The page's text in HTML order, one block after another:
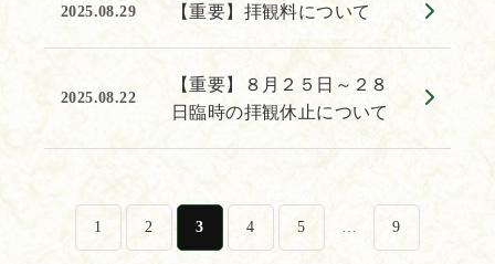
2025.08.29 【重要】拝観料について
2025.08.22
【重要】８月２５日～２８
日臨時の拝観休止について
1 2 3 4 5 … 9